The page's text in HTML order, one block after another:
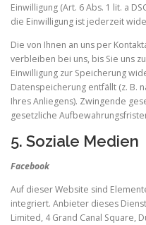
Einwilligung (Art. 6 Abs. 1 lit. a
die Einwilligung ist jederzeit
Die von Ihnen an uns per
verbleiben bei uns, bis Sie uns
Einwilligung zur Speicherung
Datenspeicherung entfällt (z. B.
Ihres Anliegens). Zwingende
gesetzliche
5. Soziale Medien
Facebook
Auf dieser Website sind
integriert. Anbieter dieses
Limited, 4 Grand Canal Square,